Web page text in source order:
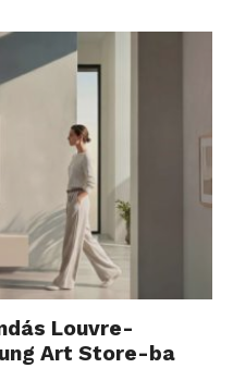
Louvre-
Art Store-ba